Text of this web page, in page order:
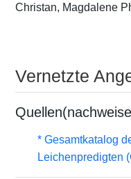
Christan, Magdalene
Vernetzte
* Gesamtkatalog
Leichenpredigten